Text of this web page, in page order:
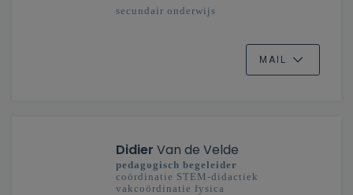
secundair onderwijs
MAIL
Didier Van de Velde
pedagogisch begeleider
coördinatie STEM-didactiek
vakcoördinatie fysica